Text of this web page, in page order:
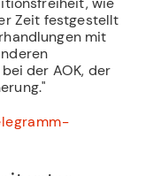
Zeit festgestellt
mit
der AOK, der